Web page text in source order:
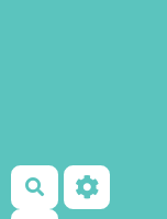
Rechercher